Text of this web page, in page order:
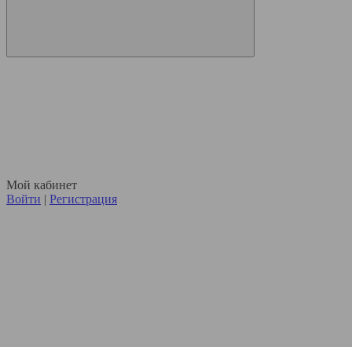
Мой кабинет
Войти | Регистрация